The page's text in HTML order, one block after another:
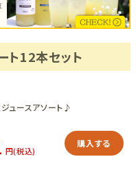
ト12本セット
ュースアソート♪
円(税込)
購入する